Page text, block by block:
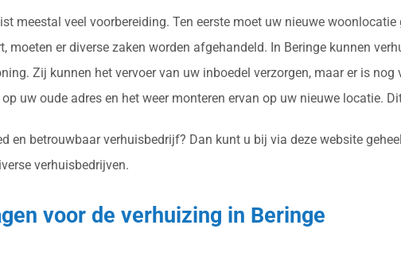
meestal veel voorbereiding. Ten eerste moet uw nieuwe
er diverse zaken worden afgehandeld. In Beringe kunnen
Zij kunnen het vervoer van uw inboedel verzorgen, maar er is
uw oude adres en het weer monteren ervan op uw nieuwe locatie.
en betrouwbaar verhuisbedrijf? Dan kunt u bij via deze website
verhuisbedrijven.
voor de verhuizing in Beringe